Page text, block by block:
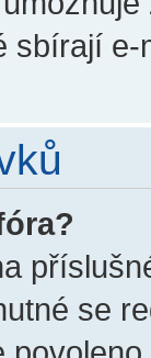
sbírají e-
se